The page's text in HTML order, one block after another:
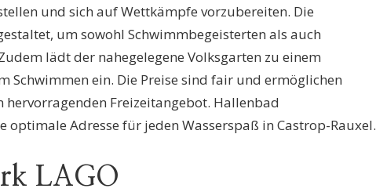
und sich auf Wettkämpfe vorzubereiten. Die
um sowohl Schwimmbegeisterten als auch
lädt der nahegelegene Volksgarten zu einem
Schwimmen ein. Die Preise sind fair und ermöglichen
hervorragenden Freizeitangebot. Hallenbad
Adresse für jeden Wasserspaß in Castrop-Rauxel.
LAGO